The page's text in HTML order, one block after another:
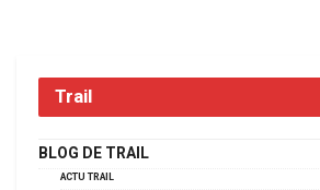
Trail
BLOG DE TRAIL
ACTU TRAIL